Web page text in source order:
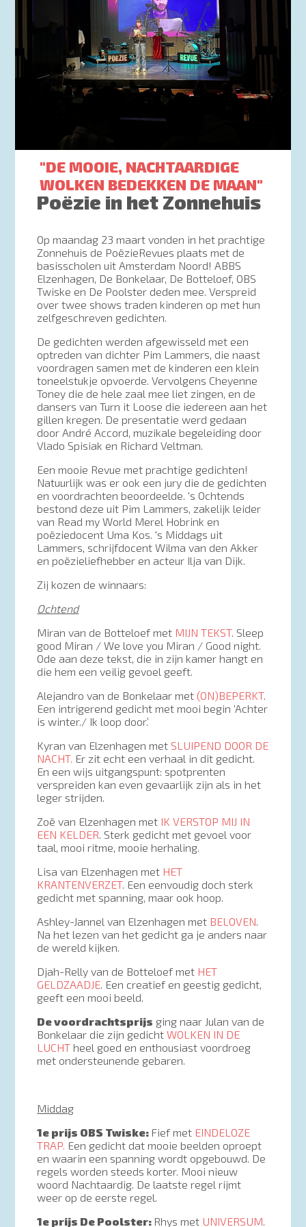
"DE MOOIE, NACHTAARDIGE
WOLKEN BEDEKKEN DE MAAN"
Poëzie in het Zonnehuis
Op maandag 23 maart vonden in het prachtige
Zonnehuis de PoëzieRevues plaats met de
basisscholen uit Amsterdam Noord! ABBS
Elzenhagen, De Bonkelaar, De Botteloef, OBS
Twiske en De Poolster deden mee. Verspreid
over twee shows traden kinderen op met hun
zelfgeschreven gedichten.
De gedichten werden afgewisseld met een
optreden van dichter Pim Lammers, die naast
voordragen samen met de kinderen een klein
toneelstukje opvoerde. Vervolgens Cheyenne
Toney die de hele zaal mee liet zingen, en de
dansers van Turn it Loose die iedereen aan het
gillen kregen. De presentatie werd gedaan
door André Accord, muzikale begeleiding door
Vlado Spisiak en Richard Veltman.
Een mooie Revue met prachtige gedichten!
Natuurlijk was er ook een jury die de gedichten
en voordrachten beoordeelde. 's Ochtends
bestond deze uit Pim Lammers, zakelijk leider
van Read my World Merel Hobrink en
poëziedocent Uma Kos. 's Middags uit
Lammers, schrijfdocent Wilma van den Akker
en poëzieliefhebber en acteur Ilja van Dijk.
Zij kozen de winnaars:
Ochtend
Miran van de Botteloef met MIJN TEKST. Sleep
good Miran / We love you Miran / Good night.
Ode aan deze tekst, die in zijn kamer hangt en
die hem een veilig gevoel geeft.
Alejandro van de Bonkelaar met (ON)BEPERKT.
Een intrigerend gedicht met mooi begin ‘Achter
is winter./ Ik loop door.’
Kyran van Elzenhagen met SLUIPEND DOOR DE
NACHT. Er zit echt een verhaal in dit gedicht.
En een wijs uitgangspunt: spotprenten
verspreiden kan even gevaarlijk zijn als in het
leger strijden.
Zoë van Elzenhagen met IK VERSTOP MIJ IN
EEN KELDER. Sterk gedicht met gevoel voor
taal, mooi ritme, mooie herhaling.
Lisa van Elzenhagen met HET
KRANTENVERZET. Een eenvoudig doch sterk
gedicht met spanning, maar ook hoop.
Ashley-Jannel van Elzenhagen met BELOVEN.
Na het lezen van het gedicht ga je anders naar
de wereld kijken.
Djah-Relly van de Botteloef met HET
GELDZAADJE. Een creatief en geestig gedicht,
geeft een mooi beeld.
De voordrachtsprijs ging naar Julan van de
Bonkelaar die zijn gedichtWOLKEN IN DE
LUCHT heel goed en enthousiast voordroeg
met ondersteunende gebaren.
Middag
1e prijs OBS Twiske: Fief met EINDELOZE
TRAP. Een gedicht dat mooie beelden oproept
en waarin een spanning wordt opgebouwd. De
regels worden steeds korter. Mooi nieuw
woord Nachtaardig. De laatste regel rijmt
weer op de eerste regel.
1e prijs De Poolster: Rhys met UNIVERSUM.